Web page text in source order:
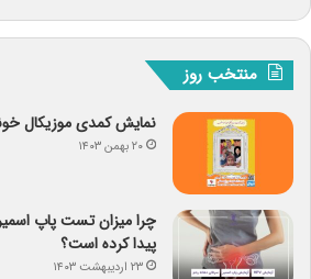
منتخب روز
نمایش کمدی موزیکال
۲۰ بهمن ۱۴۰۳
پیدا کرده است؟
۲۳ اردیبهشت ۱۴۰۳